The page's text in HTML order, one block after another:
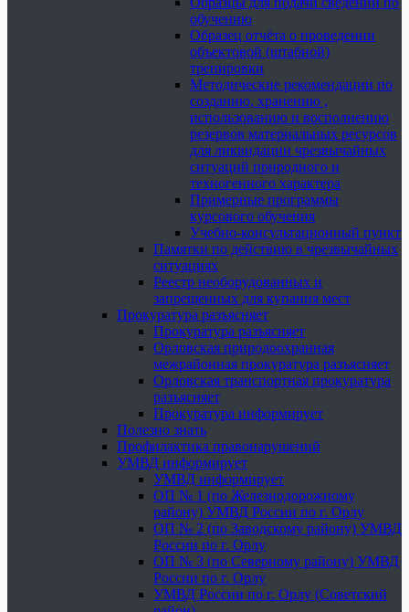
обучению
Образец отчёта о проведении
объектовой (штабной)
тренировки
Методические рекомендации по
созданию, хранению ,
использованию и восполнению
резервов материальных ресурсов
для ликвидации чрезвычайных
ситуаций природного и
техногенного характера
Примерные программы
курсового обучения
Учебно-консультационный пункт
Памятки по действию в чрезвычайных
ситуациях
Реестр необорудованных и
запрещенных для купания мест
Прокуратура разъясняет
Прокуратура разъясняет
Орловская природоохранная
межрайонная прокуратура разъясняет
Орловская транспортная прокуратура
разъясняет
Прокуратура информирует
Полезно знать
Профилактика правонарушений
УМВД информирует
УМВД информирует
ОП № 1 (по Железнодорожному
району) УМВД России по г. Орлу
ОП № 2 (по Заводскому району) УМВД
России по г. Орлу
ОП № 3 (по Северному району) УМВД
России по г. Орлу
УМВД России по г. Орлу (Советский